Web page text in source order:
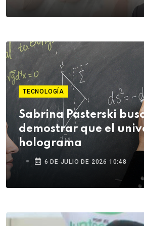
TECNOLOGÍA
Sabrina Pasterski
demostrar que el
holograma
6 DE JULIO DE 2026 10:48